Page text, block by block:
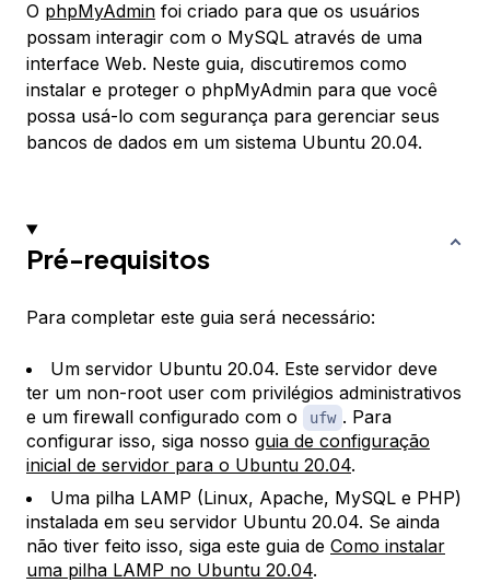
O phpMyAdmin foi criado para que os usuários
possam interagir com o MySQL através de uma
interface Web. Neste guia, discutiremos como
instalar e proteger o phpMyAdmin para que você
possa usá-lo com segurança para gerenciar seus
bancos de dados em um sistema Ubuntu 20.04.
Pré-requisitos
Para completar este guia será necessário:
Um servidor Ubuntu 20.04. Este servidor deve
ter um non-root user com privilégios administrativos
e um firewall configurado com o
ufw . Para
configurar isso, siga nosso guia de configuração
inicial de servidor para o Ubuntu 20.04.
Uma pilha LAMP (Linux, Apache, MySQL e PHP)
instalada em seu servidor Ubuntu 20.04. Se ainda
não tiver feito isso, siga este guia de Como instalar
uma pilha LAMP no Ubuntu 20.04.